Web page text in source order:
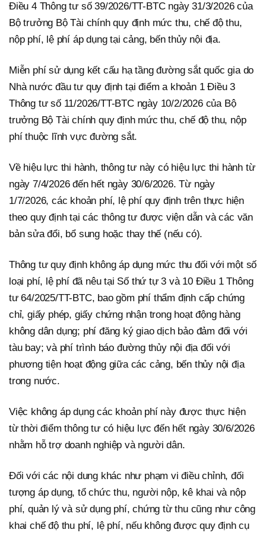
Điều 4 Thông tư số 39/2026/TT-BTC ngày 31/3/2026 của
Bộ trưởng Bộ Tài chính quy định mức thu, chế độ thu,
nộp phí, lệ phí áp dụng tại cảng, bến thủy nội địa.
Miễn phí sử dụng kết cấu hạ tầng đường sắt quốc gia do
Nhà nước đầu tư quy định tại điểm a khoản 1 Điều 3
Thông tư số 11/2026/TT-BTC ngày 10/2/2026 của Bộ
trưởng Bộ Tài chính quy định mức thu, chế độ thu, nộp
phí thuộc lĩnh vực đường sắt.
Về hiệu lực thi hành, thông tư này có hiệu lực thi hành từ
ngày 7/4/2026 đến hết ngày 30/6/2026. Từ ngày
1/7/2026, các khoản phí, lệ phí quy định trên thực hiện
theo quy định tại các thông tư được viện dẫn và các văn
bản sửa đổi, bổ sung hoặc thay thế (nếu có).
Thông tư quy định không áp dụng mức thu đối với một số
loại phí, lệ phí đã nêu tại Số thứ tự 3 và 10 Điều 1 Thông
tư 64/2025/TT-BTC, bao gồm phí thẩm định cấp chứng
chỉ, giấy phép, giấy chứng nhận trong hoạt động hàng
không dân dụng; phí đăng ký giao dịch bảo đảm đối với
tàu bay; và phí trình báo đường thủy nội địa đối với
phương tiện hoạt động giữa các cảng, bến thủy nội địa
trong nước.
Việc không áp dụng các khoản phí này được thực hiện
từ thời điểm thông tư có hiệu lực đến hết ngày 30/6/2026
nhằm hỗ trợ doanh nghiệp và người dân.
Đối với các nội dung khác như phạm vi điều chỉnh, đối
tượng áp dụng, tổ chức thu, người nộp, kê khai và nộp
phí, quản lý và sử dụng phí, chứng từ thu cũng như công
khai chế độ thu phí, lệ phí, nếu không được quy định cụ